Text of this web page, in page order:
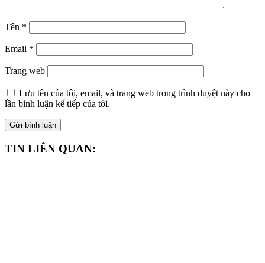
Tên *
Email *
Trang web
Lưu tên của tôi, email, và trang web trong trình duyệt này cho
lần bình luận kế tiếp của tôi.
TIN LIÊN QUAN: